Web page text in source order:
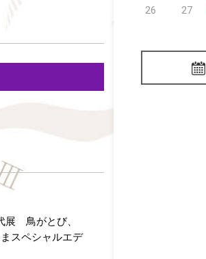
展 鳥がとび、
スペシャルエデ
26
27